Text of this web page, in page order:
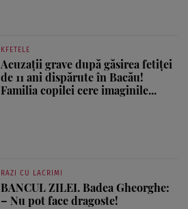
KFETELE
Acuzații grave după găsirea fetiței
de 11 ani dispărute în Bacău!
Familia copilei cere imaginile...
RAZI CU LACRIMI
BANCUL ZILEI. Badea Gheorghe:
– Nu pot face dragoste!